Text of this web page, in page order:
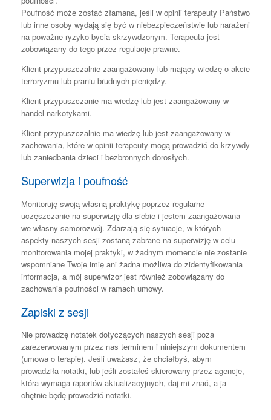
Poufność może zostać złamana, jeśli w opinii terapeuty Państwo
lub inne osoby wydają się być w niebezpieczeństwie lub narażeni
na poważne ryzyko bycia skrzywdzonym. Terapeuta jest
zobowiązany do tego przez regulacje prawne.
Klient przypuszczalnie zaangażowany lub mający wiedzę o akcie
terroryzmu lub praniu brudnych pieniędzy.
Klient przypuszczanie ma wiedzę lub jest zaangażowany w
handel narkotykami.
Klient przypuszczalnie ma wiedzę lub jest zaangażowany w
zachowania, które w opinii terapeuty mogą prowadzić do krzywdy
lub zaniedbania dzieci i bezbronnych dorosłych.
Superwizja i poufność
Monitoruję swoją własną praktykę poprzez regularne
uczęszczanie na superwizję dla siebie i jestem zaangażowana
we własny samorozwój. Zdarzają się sytuacje, w których
aspekty naszych sesji zostaną zabrane na superwizję w celu
monitorowania mojej praktyki, w żadnym momencie nie zostanie
wspomniane Twoje imię ani żadna możliwa do zidentyfikowania
informacja, a mój superwizor jest również zobowiązany do
zachowania poufności w ramach umowy.
Zapiski z sesji
Nie prowadzę notatek dotyczących naszych sesji poza
zarezerwowanym przez nas terminem i niniejszym dokumentem
(umowa o terapie). Jeśli uważasz, że chciałbyś, abym
prowadziła notatki, lub jeśli zostałeś skierowany przez agencje,
która wymaga raportów aktualizacyjnych, daj mi znać, a ja
chętnie będę prowadzić notatki.